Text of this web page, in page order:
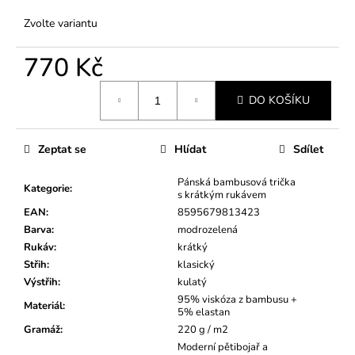
Zvolte variantu
770 Kč
DO KOŠÍKU
Kategorie:
Pánská bambusová trička
s krátkým rukávem
EAN:
8595679813423
Barva:
modrozelená
Rukáv:
krátký
Střih:
klasický
Výstřih:
kulatý
Materiál:
95% viskóza z bambusu +
5% elastan
Gramáž:
220 g / m2
Moderní pětibojař a
Zeptat se Hlídat Sdílet